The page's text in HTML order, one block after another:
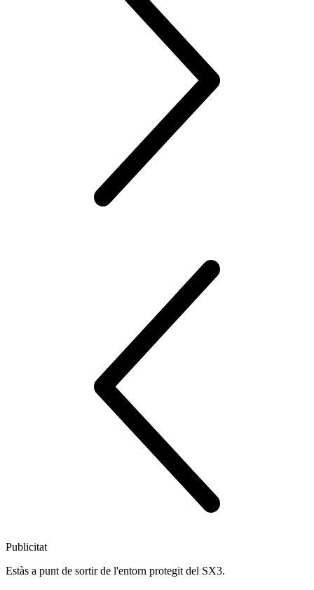
Publicitat
Estàs a punt de sortir de l'entorn protegit del SX3.